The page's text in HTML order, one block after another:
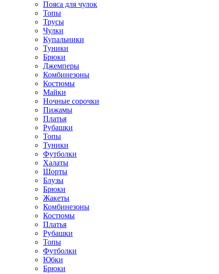
Поясa для чулок
Топы
Трусы
Чулки
Купальники
Туники
Брюки
Джемперы
Комбинезоны
Костюмы
Майки
Ночные сорочки
Пижамы
Платья
Рубашки
Топы
Туники
Футболки
Халаты
Шорты
Блузы
Брюки
Жакеты
Комбинезоны
Костюмы
Платья
Рубашки
Топы
Футболки
Юбки
Брюки